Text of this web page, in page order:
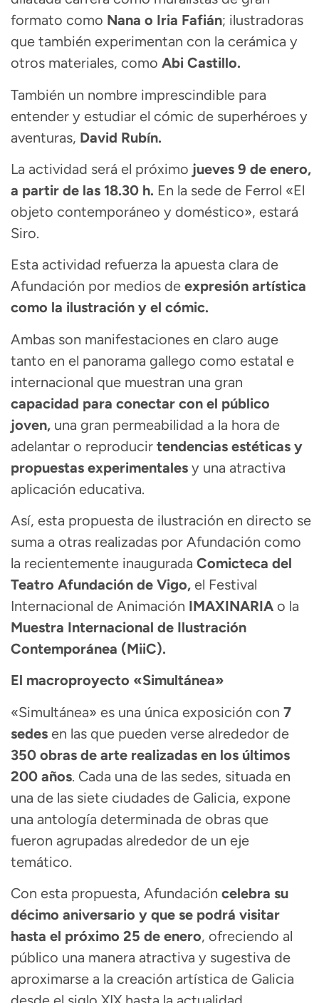
formato como Nana o Iria Fafián; ilustradoras
que también experimentan con la cerámica y
otros materiales, como Abi Castillo.
También un nombre imprescindible para
entender y estudiar el cómic de superhéroes y
aventuras, David Rubín.
La actividad será el próximo jueves 9 de enero,
a partir de las 18.30 h. En la sede de Ferrol «El
objeto contemporáneo y doméstico», estará
Siro.
Esta actividad refuerza la apuesta clara de
Afundación por medios de expresión artística
como la ilustración y el cómic.
Ambas son manifestaciones en claro auge
tanto en el panorama gallego como estatal e
internacional que muestran una gran
capacidad para conectar con el público
joven, una gran permeabilidad a la hora de
adelantar o reproducir tendencias estéticas y
propuestas experimentales y una atractiva
aplicación educativa.
Así, esta propuesta de ilustración en directo se
suma a otras realizadas por Afundación como
la recientemente inaugurada Comicteca del
Teatro Afundación de Vigo, el Festival
Internacional de Animación IMAXINARIA o la
Muestra Internacional de Ilustración
Contemporánea (MiiC).
El macroproyecto «Simultánea»
«Simultánea» es una única exposición con 7
sedes en las que pueden verse alrededor de
350 obras de arte realizadas en los últimos
200 años. Cada una de las sedes, situada en
una de las siete ciudades de Galicia, expone
una antología determinada de obras que
fueron agrupadas alrededor de un eje
temático.
Con esta propuesta, Afundación celebra su
décimo aniversario y que se podrá visitar
hasta el próximo 25 de enero, ofreciendo al
público una manera atractiva y sugestiva de
aproximarse a la creación artística de Galicia